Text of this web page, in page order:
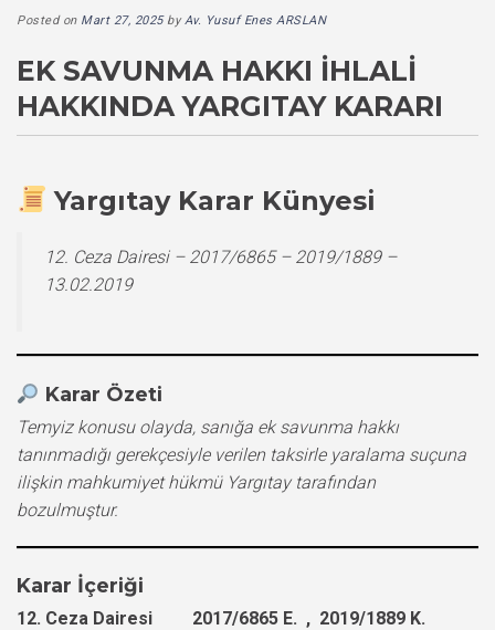
Posted on Mart 27, 2025byAv. Yusuf Enes ARSLAN
EK SAVUNMA HAKKI İHLALI
HAKKINDA YARGITAY KARARI
Yargıtay Karar Künyesi
12. Ceza Dairesi – 2017/6865 – 2019/1889 –
13.02.2019
Karar Özeti
Temyiz konusu olayda, sanığa ek savunma hakkı
tanınmadığı gerekçesiyle verilen taksirle yaralama suçuna
ilişkin mahkumiyet hükmü Yargıtay tarafından
bozulmuştur.
Karar İçeriği
12. Ceza Dairesi 2017/6865 E. , 2019/1889 K.